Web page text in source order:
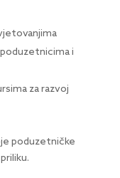
i
za razvoj
poduzetničke